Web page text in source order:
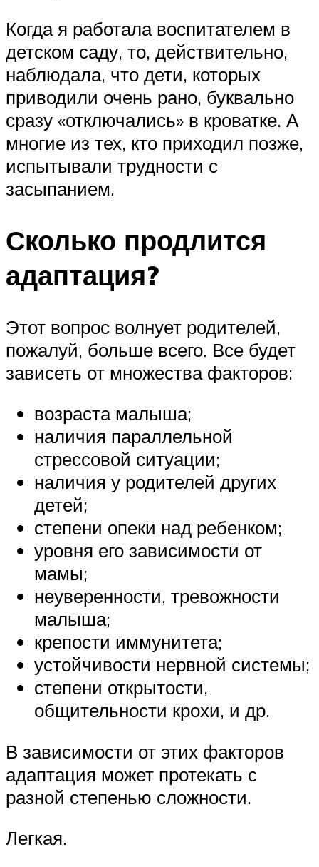
Когда я работала воспитателем в
детском саду, то, действительно,
наблюдала, что дети, которых
приводили очень рано, буквально
сразу «отключались» в кроватке. А
многие из тех, кто приходил позже,
испытывали трудности с
засыпанием.
Сколько продлится
адаптация?
Этот вопрос волнует родителей,
пожалуй, больше всего. Все будет
зависеть от множества факторов:
возраста малыша;
наличия параллельной
стрессовой ситуации;
наличия у родителей других
детей;
степени опеки над ребенком;
уровня его зависимости от
мамы;
неуверенности, тревожности
малыша;
крепости иммунитета;
устойчивости нервной системы;
степени открытости,
общительности крохи, и др.
В зависимости от этих факторов
адаптация может протекать с
разной степенью сложности.
Легкая.